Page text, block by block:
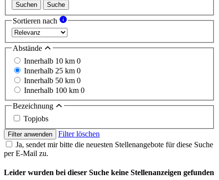
Suchen Suche
Sortieren nach
Abstände
Innerhalb 10 km 0
Innerhalb 25 km 0
Innerhalb 50 km 0
Innerhalb 100 km 0
Bezeichnung
Topjobs
Filter anwenden
Filter löschen
Ja, sendet mir bitte die neuesten Stellenangebote für diese Suche
per E-Mail zu.
Leider wurden bei dieser Suche keine Stellenanzeigen gefunden